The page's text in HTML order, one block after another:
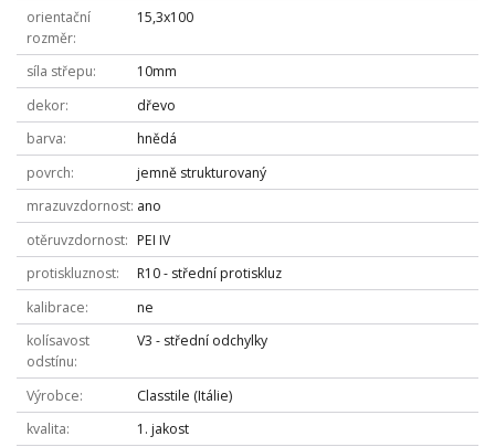
orientační
rozměr
15,3x100
síla střepu
10mm
dekor
dřevo
barva
hnědá
povrch
jemně strukturovaný
mrazuvzdornost ano
otěruvzdornost
PEI IV
protiskluznost
R10 - střední protiskluz
kalibrace
ne
kolísavost
odstínu
V3 - střední odchylky
Výrobce
Classtile (Itálie)
kvalita
1. jakost